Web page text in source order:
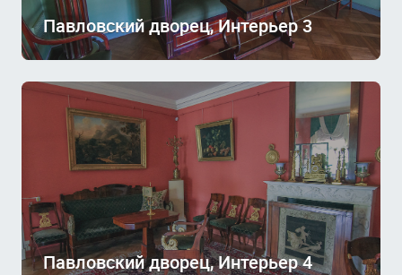
Павловский дворец, Интерьер 3
Павловский дворец, Интерьер 4